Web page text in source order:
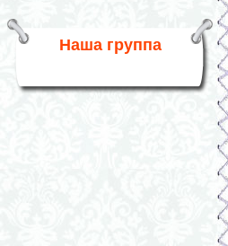
Наша группа